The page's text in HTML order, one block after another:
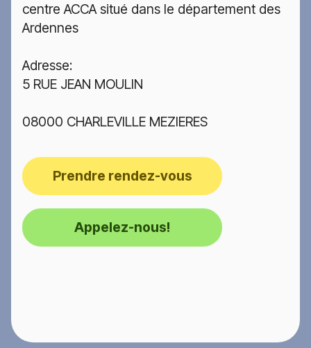
centre ACCA situé dans le département des
Ardennes
Adresse:
5 RUE JEAN MOULIN
08000 CHARLEVILLE MEZIERES
Prendre rendez-vous
Appelez-nous!